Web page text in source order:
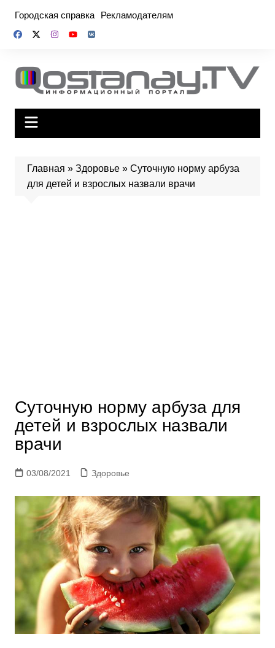
содержимому
Городская справка Рекламодателям
Главная » Здоровье» Суточную норму арбуза
для детей и взрослых назвали врачи
Суточную норму арбуза для
детей и взрослых назвали
врачи
03/08/2021 Здоровье